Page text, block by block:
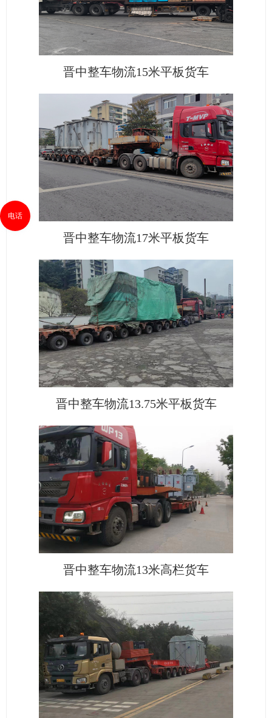
晋中整车物流15米平板货车
晋中整车物流17米平板货车
晋中整车物流13.75米平板货车
晋中整车物流13米高栏货车
电话